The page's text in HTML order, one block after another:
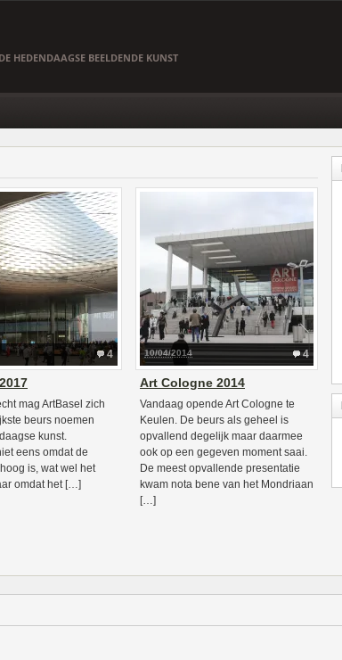
HEDENDAAGSE BEELDENDE KUNST
4
mag ArtBasel zich
beurs noemen
kunst.
eens omdat de
is, wat wel het
omdat het […]
4
10/04/2014
Art Cologne 2014
Vandaag opende Art Cologne te
Keulen. De beurs als geheel is
opvallend degelijk maar daarmee
ook op een gegeven moment saai.
De meest opvallende presentatie
kwam nota bene van het Mondriaan
[…]